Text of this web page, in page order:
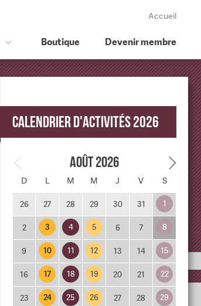
Accueil
Boutique Devenir membre
Calendrier d'activités 2026
Août 2026
D L M M J V S
26 27 28 29 30 31 1
2 3 4 5 6 7 8
9 10 11 12 13 14 15
16 17 18 19 20 21 22
23 24 25 26 27 28 29